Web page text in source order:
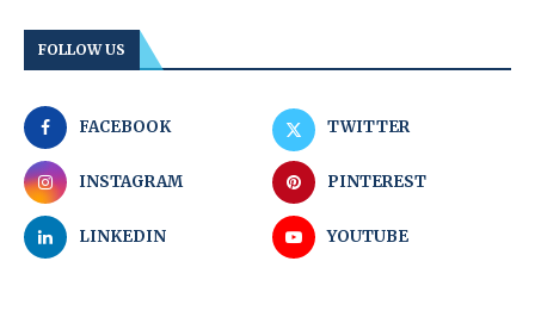
FOLLOW US
FACEBOOK TWITTER
INSTAGRAM PINTEREST
LINKEDIN YOUTUBE